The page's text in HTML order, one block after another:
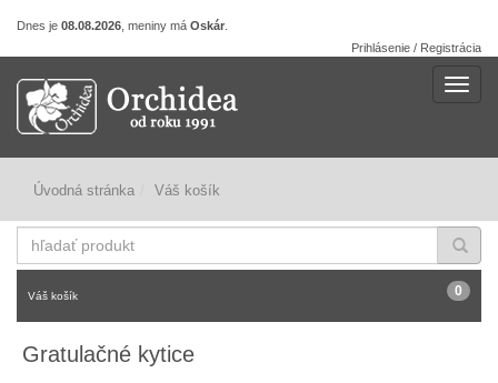
Dnes je 08.08.2026 , meniny má Oskár
Prihlásenie / Registrácia
Úvodná stránka Váš košík
produkt
Váš košík 0
Gratulačné kytice